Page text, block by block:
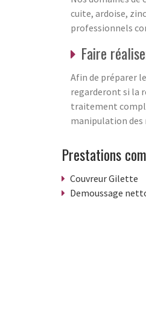
cuite, ardoise,
professionnels
Faire
Afin de préparer
regarderont si la
traitement
manipulation
Prestations
Couvreur Gilette
Demoussage